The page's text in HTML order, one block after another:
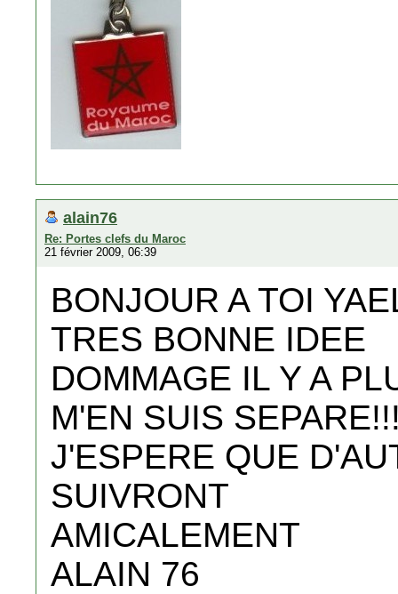
alain76
Re: Portes clefs du Maroc
21 février 2009, 06:39
BONJOUR A TOI
TRES BONNE IDEE
DOMMAGE IL Y A
M'EN SUIS
J'ESPERE QUE
SUIVRONT
AMICALEMENT
ALAIN 76